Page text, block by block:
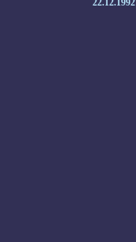
22.12.1992